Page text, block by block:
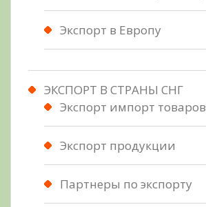
Экспорт в Европу
ЭКСПОРТ В СТРАНЫ СНГ
Экспорт импорт товаров
Экспорт продукции
Партнеры по экспорту